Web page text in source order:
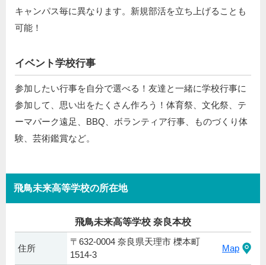
キャンパス毎に異なります。新規部活を立ち上げることも
可能！
イベント学校行事
参加したい行事を自分で選べる！友達と一緒に学校行事に
参加して、思い出をたくさん作ろう！体育祭、文化祭、テ
ーマパーク遠足、BBQ、ボランティア行事、ものづくり体
験、芸術鑑賞など。
飛鳥未来高等学校の所在地
飛鳥未来高等学校 奈良本校
住所
〒632-0004 奈良県天理市 櫟本町
1514-3
Map